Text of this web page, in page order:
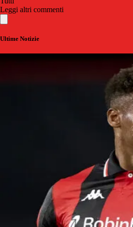
Leggi altri commenti
Ultime Notizie